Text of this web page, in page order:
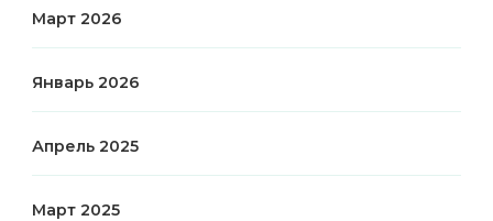
Март 2026
Январь 2026
Апрель 2025
Март 2025